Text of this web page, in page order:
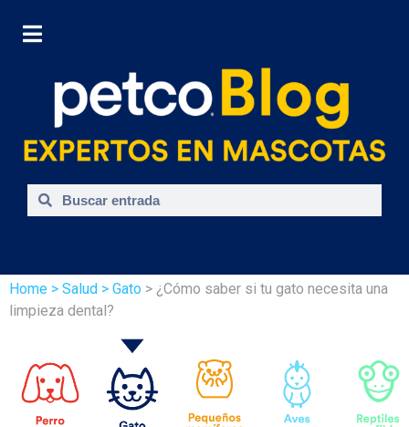
Home > Salud > Gato > ¿Cómo saber si tu gato necesita una
limpieza dental?